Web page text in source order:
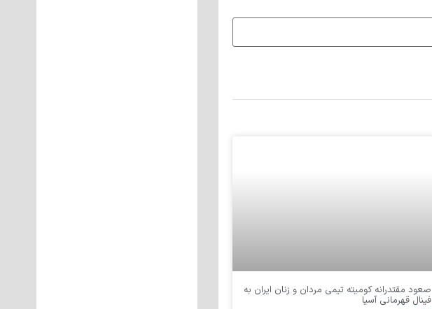
صعود مقتدرانه کومیته تیمی مردان و زنان ایران به
فینال قهرمانی آسیا